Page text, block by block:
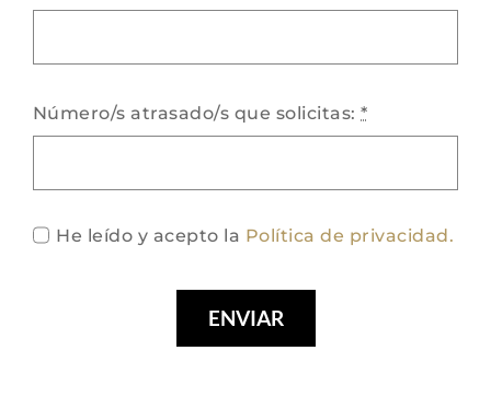
Número/s atrasado/s que solicitas:*
He leído y acepto la Política de privacidad.
ENVIAR